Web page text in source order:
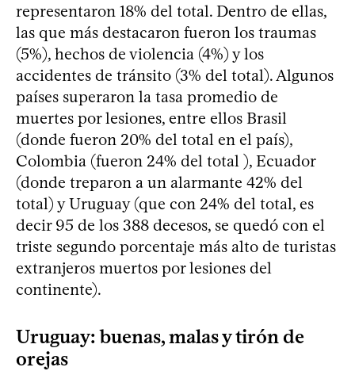
representaron 18% del total. Dentro de ellas,
las que más destacaron fueron los traumas
(5%), hechos de violencia (4%) y los
accidentes de tránsito (3% del total). Algunos
países superaron la tasa promedio de
muertes por lesiones, entre ellos Brasil
(donde fueron 20% del total en el país),
Colombia (fueron 24% del total ), Ecuador
(donde treparon a un alarmante 42% del
total) y Uruguay (que con 24% del total, es
decir 95 de los 388 decesos, se quedó con el
triste segundo porcentaje más alto de turistas
extranjeros muertos por lesiones del
continente).
Uruguay: buenas, malas y tirón de
orejas